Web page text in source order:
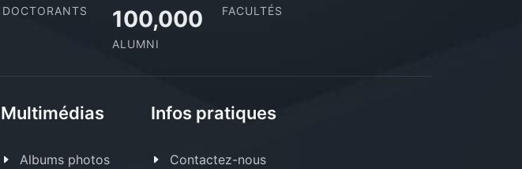
DOCTORANTS
100,000
ALUMNI
FACULTÉS
Multimédias
Albums photos
Infos pratiques
Contactez-nous